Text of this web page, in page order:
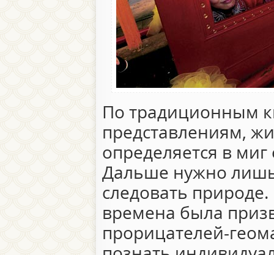
По традиционным
представлениям,
определяется в
Дальше нужно
следовать
времена была
прорицателей-